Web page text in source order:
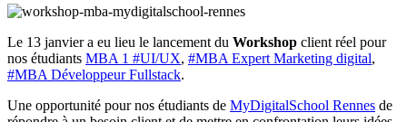
Le 13 janvier a eu lieu le lancement du Workshop client réel pour
nos étudiants MBA 1 #UI/UX, #MBA Expert Marketing digital,
#MBA Développeur Fullstack.
Une opportunité pour nos étudiants de MyDigitalSchool Rennes de